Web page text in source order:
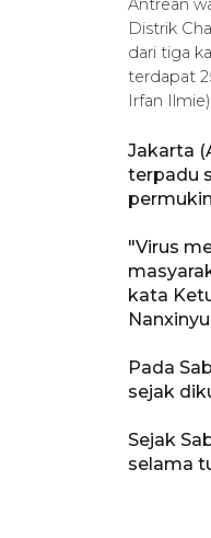
Antrean
Distrik
dari tiga
terdapat
Irfan Ilmie)
Jakarta
terpadu
"Virus
kata
Pada
sejak
Sejak
selama